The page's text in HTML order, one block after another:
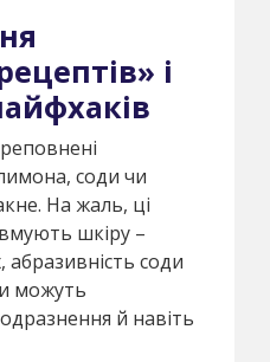
і
соди чи
На жаль, ці
шкіру –
соди
можуть
й навіть